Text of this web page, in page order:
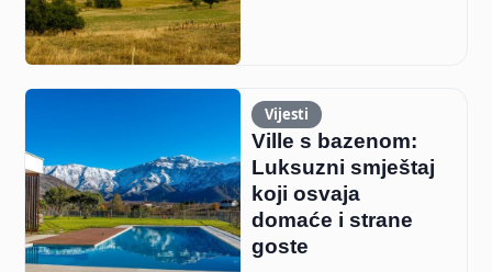
Vijesti
Ville s bazenom:
Luksuzni smještaj
koji osvaja
domaće i strane
goste